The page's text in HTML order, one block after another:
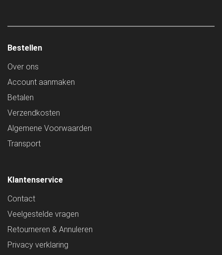
Bestellen
Over ons
Account aanmaken
Betalen
Verzendkosten
Algemene Voorwaarden
Transport
Klantenservice
Contact
Veelgestelde vragen
Retourneren & Annuleren
Privacy verklaring